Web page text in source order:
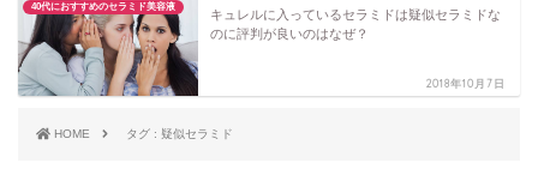
40代におすすめのセラミド美容液
キュレルに入っているセラミドは疑似セラミドな
のに評判が良いのはなぜ？
2018年10月7日
HOME タグ : 疑似セラミド